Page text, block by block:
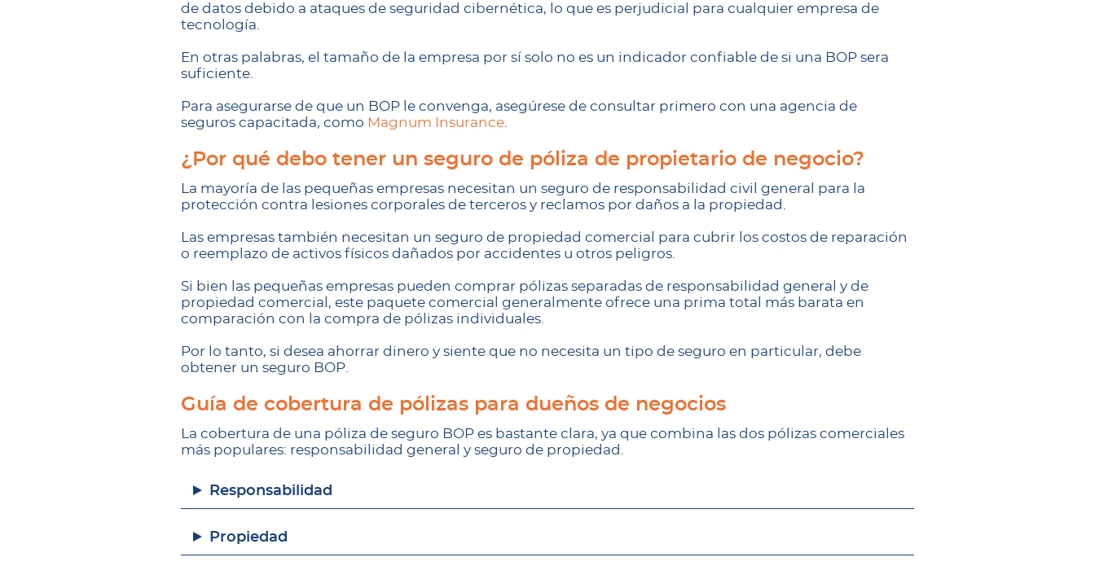
de datos debido a ataques de seguridad cibernética, lo que es perjudicial para cualquier empresa de
tecnología.
En otras palabras, el tamaño de la empresa por sí solo no es un indicador confiable de si una BOP sera
suficiente.
Para asegurarse de que un BOP le convenga, asegúrese de consultar primero con una agencia de
seguros capacitada, como Magnum Insurance
¿Por qué debo tener un seguro de póliza de propietario de negocio?
La mayoría de las pequeñas empresas necesitan un seguro de responsabilidad civil general para la
protección contra lesiones corporales de terceros y reclamos por daños a la propiedad.
Las empresas también necesitan un seguro de propiedad comercial para cubrir los costos de reparación
o reemplazo de activos físicos dañados por accidentes u otros peligros.
Si bien las pequeñas empresas pueden comprar pólizas separadas de responsabilidad general y de
propiedad comercial, este paquete comercial generalmente ofrece una prima total más barata en
comparación con la compra de pólizas individuales.
Por lo tanto, si desea ahorrar dinero y siente que no necesita un tipo de seguro en particular, debe
obtener un seguro BOP.
Guía de cobertura de pólizas para dueños de negocios
La cobertura de una póliza de seguro BOP es bastante clara, ya que combina las dos pólizas comerciales
más populares: responsabilidad general y seguro de propiedad.
Responsabilidad
Propiedad